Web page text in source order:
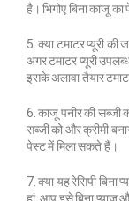
है। भिगोए बिना काजू का
5. क्या टमाटर प्यूरी
अगर टमाटर प्यूरी
इसके अलावा तैयार
6. काजू पनीर की सब्जी
सब्जी को और क्रीमी
पेस्ट में मिला सकते हैं।
7. क्या यह रेसिपी
हां, आप इसे बिना